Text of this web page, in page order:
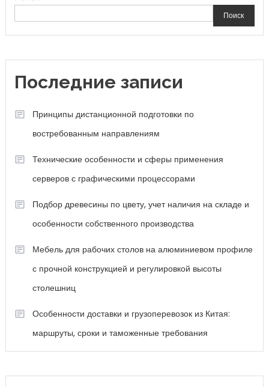
Поиск
Последние записи
Принципы дистанционной подготовки по
востребованным направлениям
Технические особенности и сферы применения
серверов с графическими процессорами
Подбор древесины по цвету, учет наличия на складе и
особенности собственного производства
Мебель для рабочих столов на алюминиевом профиле
с прочной конструкцией и регулировкой высоты
столешниц
Особенности доставки и грузоперевозок из Китая:
маршруты, сроки и таможенные требования